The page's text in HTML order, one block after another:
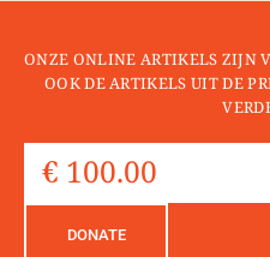
ONZE ONLINE ARTIKELS ZIJN
OOK DE ARTIKELS UIT DE
DONATE